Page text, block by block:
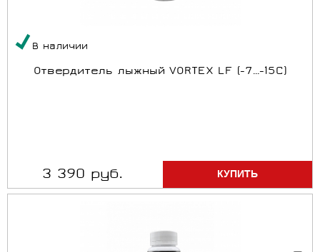
В наличии
Отвердитель лыжный VORTEX LF (-7...-15C)
3 390 руб.